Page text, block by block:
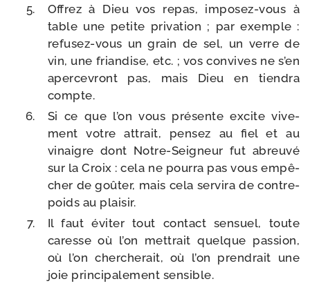
Offrez à Dieu vos repas, imposez-​vous à
table une petite pri­va­tion ; par exemple :
refusez-​vous un grain de sel, un verre de
vin, une frian­dise, etc. ; vos convives ne s’en
aper­ce­vront pas, mais Dieu en tien­dra
compte.
Si ce que l’on vous pré­sente excite vive­
ment votre attrait, pen­sez au fiel et au
vinaigre dont Notre-​Seigneur fut abreu­vé
sur la Croix : cela ne pour­ra pas vous empê­
cher de goû­ter, mais cela ser­vi­ra de contre­
poids au plaisir.
Il faut évi­ter tout contact sen­suel, toute
caresse où l’on met­trait quelque pas­sion,
où l’on cher­che­rait, où l’on pren­drait une
joie prin­ci­pa­le­ment sensible.